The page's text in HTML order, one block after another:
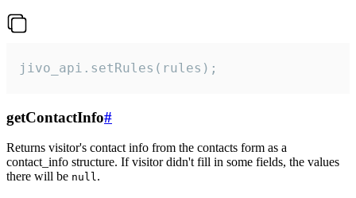
jivo_api.setRules(rules);
getContactInfo#
Returns visitor's contact info from the contacts form as a
contact_info structure. If visitor didn't fill in some fields, the values
there will be null.